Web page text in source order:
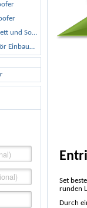
Set
runden
Durch